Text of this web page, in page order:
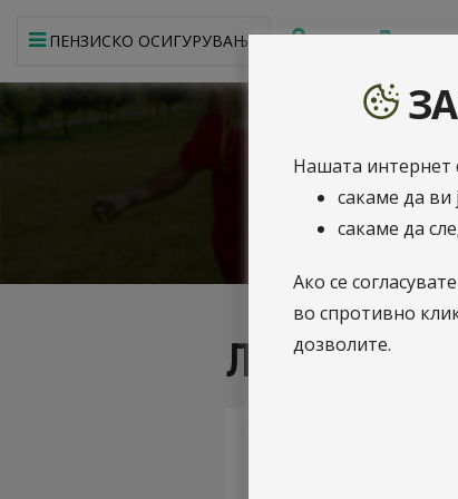
ПЕНЗИСКО ОСИГУРУВАЊЕ МРЕЖА
Лого
Нашата интернет
сакаме да ви
сакаме да
Ако се
во спротивно
дозволите.